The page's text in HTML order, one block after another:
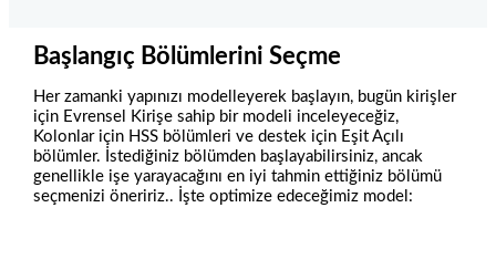
Başlangıç ​​Bölümlerini Seçme
Her zamanki yapınızı modelleyerek başlayın, bugün kirişler
için Evrensel Kirişe sahip bir modeli inceleyeceğiz,
Kolonlar için HSS bölümleri ve destek için Eşit Açılı
bölümler. İstediğiniz bölümden başlayabilirsiniz, ancak
genellikle işe yarayacağını en iyi tahmin ettiğiniz bölümü
seçmenizi öneririz.. İşte optimize edeceğimiz model: